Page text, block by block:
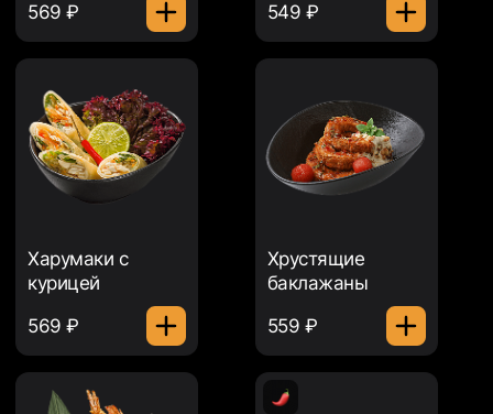
569 ₽
549 ₽
Харумаки с
курицей
569 ₽
Хрустящие
баклажаны
559 ₽